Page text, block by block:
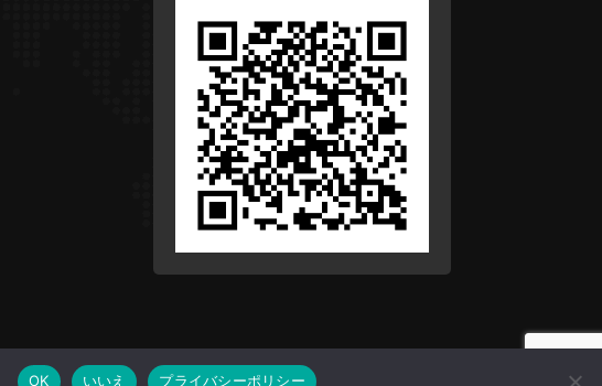
OK いいえ プライバシーポリシー